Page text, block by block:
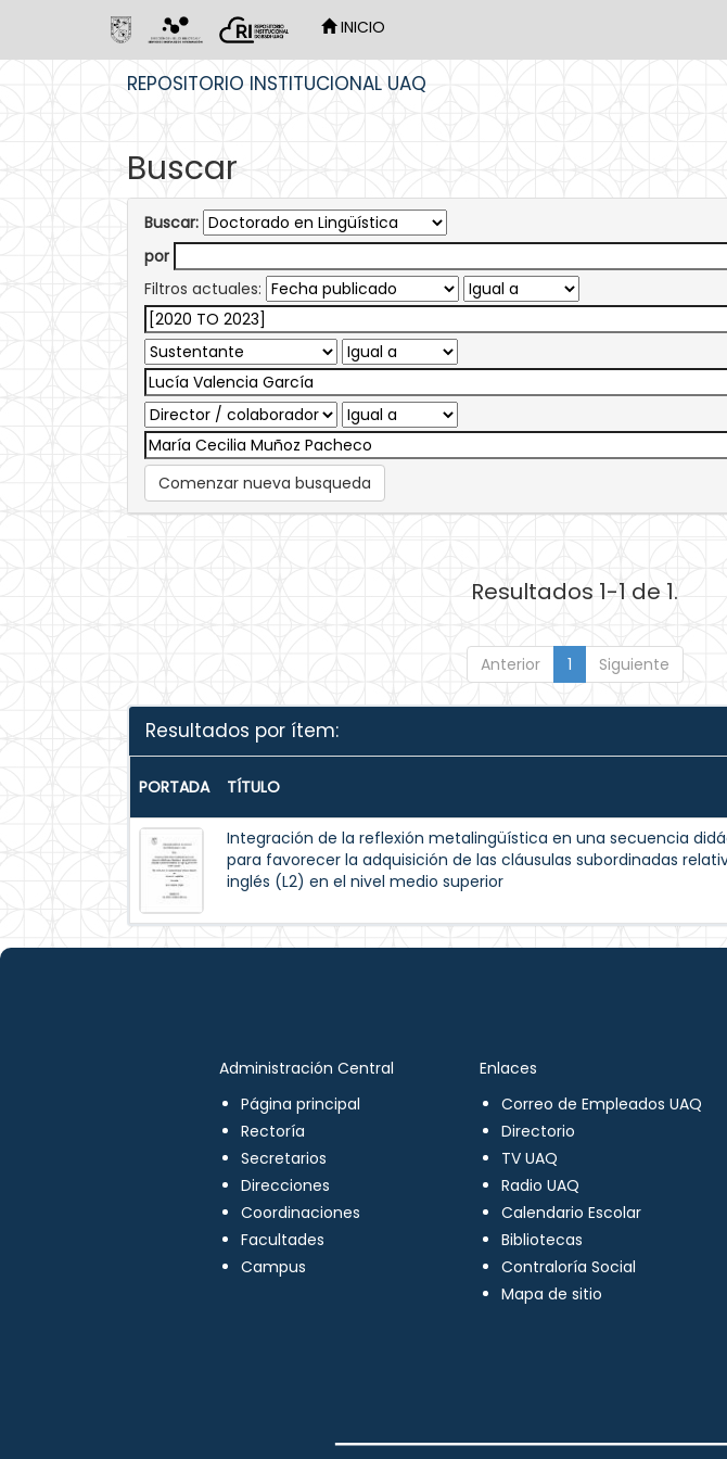
INICIO
REPOSITORIO INSTITUCIONAL UAQ
Buscar
Buscar:
por
Filtros actuales:
Comenzar nueva busqueda
Resultados 1-1 de 1.
Anterior 1 Siguiente
Resultados por ítem:
PORTADA TÍTULO
Integración de la reflexión metalingüística en una secuencia
para favorecer la adquisición de las cláusulas subordinadas
inglés (L2) en el nivel medio superior
Administración Central
Página principal
Rectoría
Secretarios
Direcciones
Coordinaciones
Facultades
Campus
Enlaces
Correo de Empleados UAQ
Directorio
TV UAQ
Radio UAQ
Calendario Escolar
Bibliotecas
Contraloría Social
Mapa de sitio